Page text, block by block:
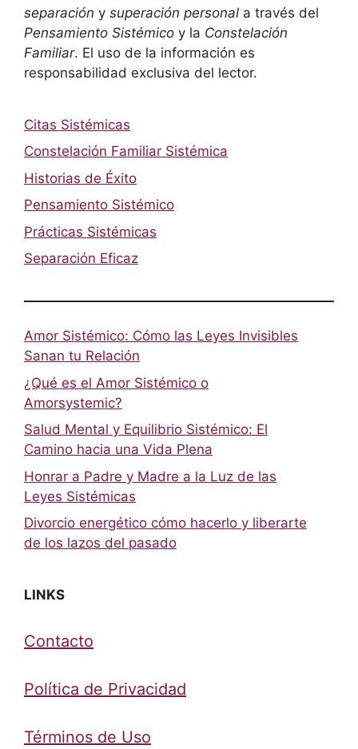
separación y superación personal a través del
Pensamiento Sistémico y la Constelación
Familiar. El uso de la información es
responsabilidad exclusiva del lector.
Citas Sistémicas
Constelación Familiar Sistémica
Historias de Éxito
Pensamiento Sistémico
Prácticas Sistémicas
Separación Eficaz
Amor Sistémico: Cómo las Leyes Invisibles
Sanan tu Relación
¿Qué es el Amor Sistémico o
Amorsystemic?
Salud Mental y Equilibrio Sistémico: El
Camino hacia una Vida Plena
Honrar a Padre y Madre a la Luz de las
Leyes Sistémicas
Divorcio energético cómo hacerlo y liberarte
de los lazos del pasado
LINKS
Contacto
Política de Privacidad
Términos de Uso